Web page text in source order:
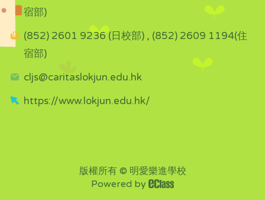
宿部)
(852) 2601 9236 (日校部) , (852) 2609 1194(住
宿部)
cljs@caritaslokjun.edu.hk
https://www.lokjun.edu.hk/
版權所有 © 明愛樂進學校
Powered by